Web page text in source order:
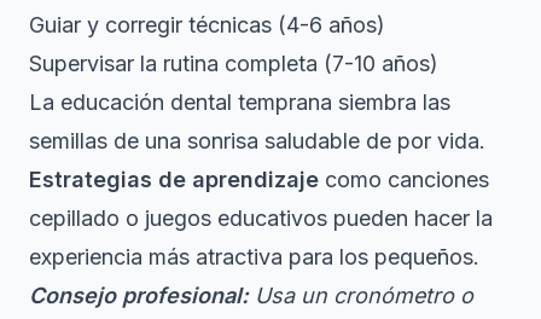
Guiar y corregir técnicas (4-6 años)
Supervisar la rutina completa (7-10 años)
La educación dental temprana siembra las
semillas de una sonrisa saludable de por vida.
Estrategias de aprendizaje como canciones
cepillado o juegos educativos pueden hacer la
experiencia más atractiva para los pequeños.
Consejo profesional: Usa un cronómetro o